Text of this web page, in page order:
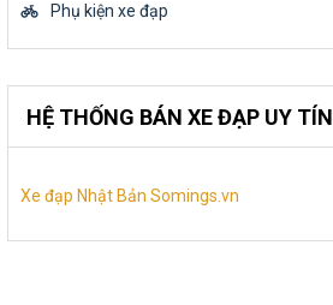
Phụ kiện xe đạp
HỆ THỐNG BÁN XE ĐẠP UY TÍN
Xe đạp Nhật Bản Somings.vn